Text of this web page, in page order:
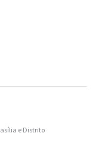
e Distrito